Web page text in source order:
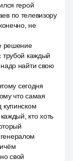
герой
по телевизору
не
решение
трубой каждый
найти свою
сегодня
что самая
купинском
кто хоть
свой